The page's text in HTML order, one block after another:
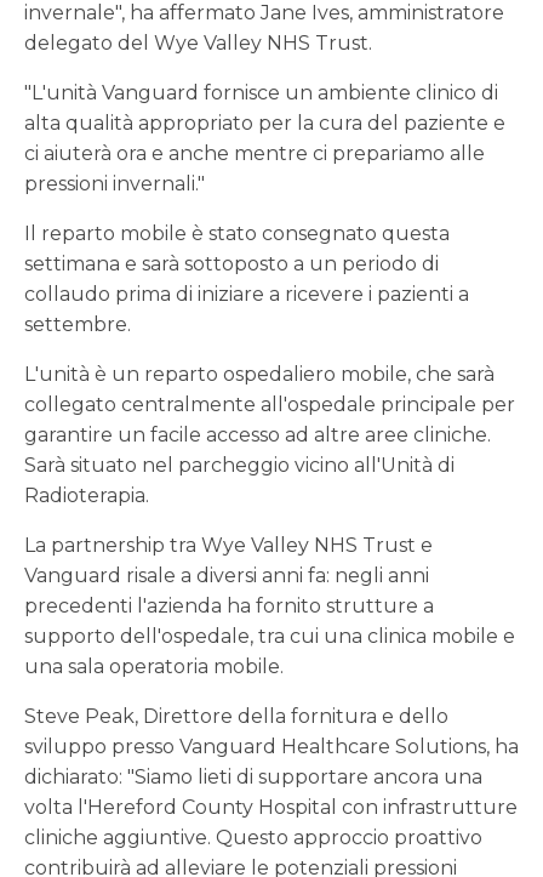
invernale", ha affermato Jane Ives, amministratore
delegato del Wye Valley NHS Trust.
"L'unità Vanguard fornisce un ambiente clinico di
alta qualità appropriato per la cura del paziente e
ci aiuterà ora e anche mentre ci prepariamo alle
pressioni invernali."
Il reparto mobile è stato consegnato questa
settimana e sarà sottoposto a un periodo di
collaudo prima di iniziare a ricevere i pazienti a
settembre.
L'unità è un reparto ospedaliero mobile, che sarà
collegato centralmente all'ospedale principale per
garantire un facile accesso ad altre aree cliniche.
Sarà situato nel parcheggio vicino all'Unità di
Radioterapia.
La partnership tra Wye Valley NHS Trust e
Vanguard risale a diversi anni fa: negli anni
precedenti l'azienda ha fornito strutture a
supporto dell'ospedale, tra cui una clinica mobile e
una sala operatoria mobile.
Steve Peak, Direttore della fornitura e dello
sviluppo presso Vanguard Healthcare Solutions, ha
dichiarato: "Siamo lieti di supportare ancora una
volta l'Hereford County Hospital con infrastrutture
cliniche aggiuntive. Questo approccio proattivo
contribuirà ad alleviare le potenziali pressioni